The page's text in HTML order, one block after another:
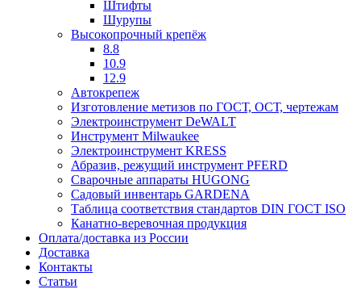
Штифты
Шурупы
Высокопрочный крепёж
8.8
10.9
12.9
Автокрепеж
Изготовление метизов по ГОСТ, ОСТ, чертежам
Электроинструмент DeWALT
Инструмент Milwaukee
Электроинструмент KRESS
Абразив, режущий инструмент PFERD
Сварочные аппараты HUGONG
Садовый инвентарь GARDENA
Таблица соответствия стандартов DIN ГОСТ ISO
Канатно-веревочная продукция
Оплата/доставка из России
Доставка
Контакты
Статьи